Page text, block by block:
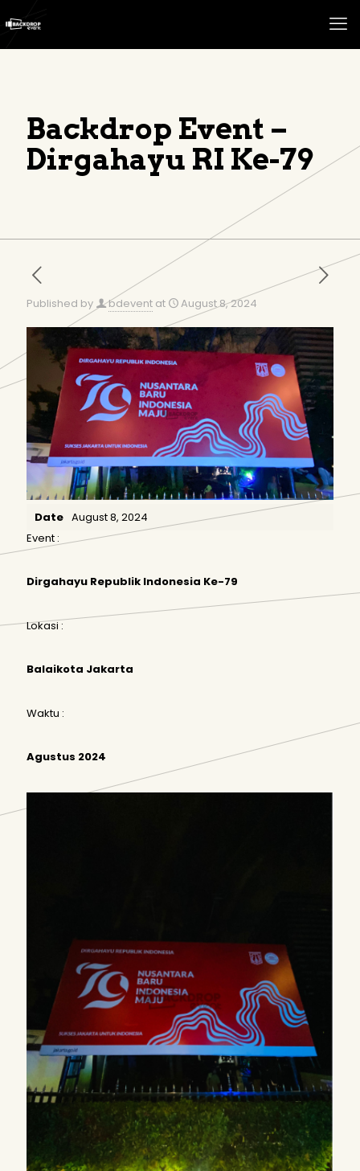
Backdrop Event –
Dirgahayu RI Ke-79
Published by bdevent at August 8, 2024
Date August 8, 2024
Event :
Dirgahayu Republik Indonesia Ke-79
Lokasi :
Balaikota Jakarta
Waktu :
Agustus 2024